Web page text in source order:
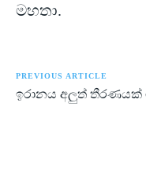
මහතා.
PREVIOUS ARTICLE
ඉරානය අලුත් තීරණයක්